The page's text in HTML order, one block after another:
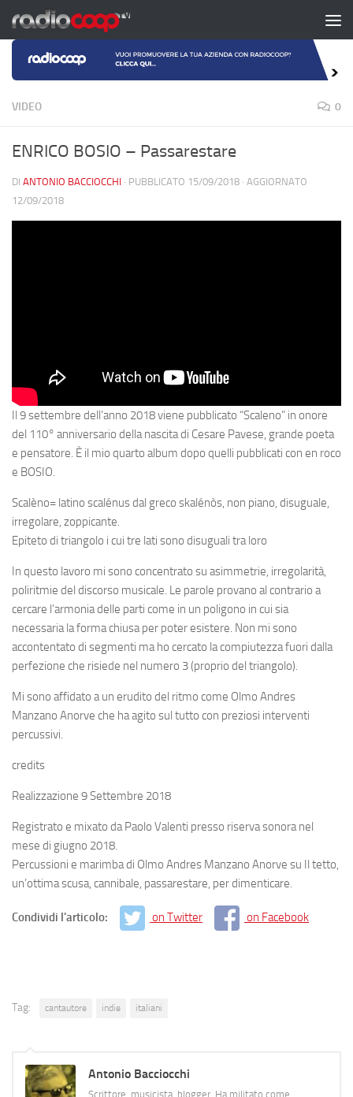
Salta al contenuto
VIDEO 0
ENRICO BOSIO – Passarestare
DI ANTONIO BACCIOCCHI · PUBBLICATO 15/09/2018 · AGGIORNATO
12/09/2018
Il 9 settembre dell’anno 2018 viene pubblicato “Scaleno” in onore
del 110° anniversario della nascita di Cesare Pavese, grande poeta
e pensatore. È il mio quarto album dopo quelli pubblicati con en roco
e BOSIO.
Scalèno= latino scalénus dal greco skalénòs, non piano, disuguale,
irregolare, zoppicante.
Epiteto di triangolo i cui tre lati sono disuguali tra loro
In questo lavoro mi sono concentrato su asimmetrie, irregolarità,
poliritmie del discorso musicale. Le parole provano al contrario a
cercare l’armonia delle parti come in un poligono in cui sia
necessaria la forma chiusa per poter esistere. Non mi sono
accontentato di segmenti ma ho cercato la compiutezza fuori dalla
perfezione che risiede nel numero 3 (proprio del triangolo).
Mi sono affidato a un erudito del ritmo come Olmo Andres
Manzano Anorve che ha agito sul tutto con preziosi interventi
percussivi.
credits
Realizzazione 9 Settembre 2018
Registrato e mixato da Paolo Valenti presso riserva sonora nel
mese di giugno 2018.
Percussioni e marimba di Olmo Andres Manzano Anorve su Il tetto,
un’ottima scusa, cannibale, passarestare, per dimenticare.
Condividi l'articolo: on Twitter on Facebook
Tag: cantautore indie italiani
Antonio Bacciocchi
Scrittore, musicista, blogger. Ha militato come